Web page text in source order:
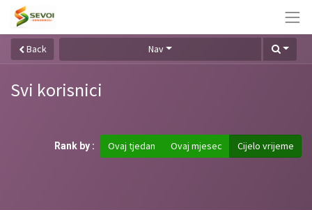
Back Nav
Svi korisnici
Rank by : Ovaj tjedan Ovaj mjesec Cijelo vrijeme